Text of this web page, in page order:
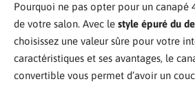
Pourquoi ne pas opter pour un canapé
de votre salon. Avec le style épuré du
choisissez une valeur sûre pour votre
caractéristiques et ses avantages, le
convertible vous permet d’avoir un